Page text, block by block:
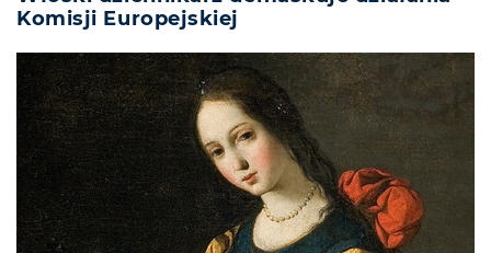
Komisji Europejskiej